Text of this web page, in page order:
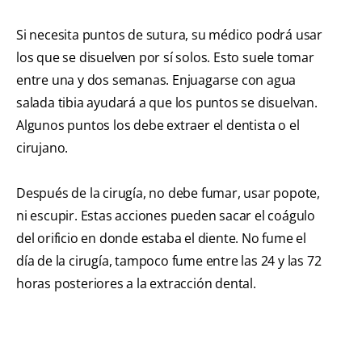
Si necesita puntos de sutura, su médico podrá usar
los que se disuelven por sí solos. Esto suele tomar
entre una y dos semanas. Enjuagarse con agua
salada tibia ayudará a que los puntos se disuelvan.
Algunos puntos los debe extraer el dentista o el
cirujano.
Después de la cirugía, no debe fumar, usar popote,
ni escupir. Estas acciones pueden sacar el coágulo
del orificio en donde estaba el diente. No fume el
día de la cirugía, tampoco fume entre las 24 y las 72
horas posteriores a la extracción dental.